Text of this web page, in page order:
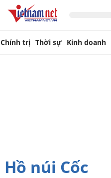
Chính trị Thời sự Kinh doanh
Hồ núi Cốc